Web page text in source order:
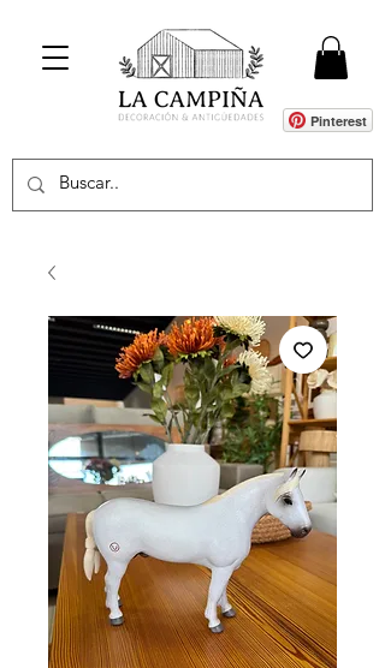
Pinterest